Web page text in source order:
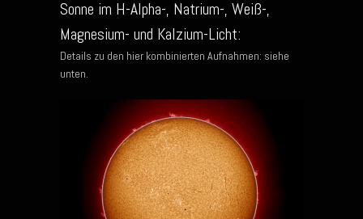
Sonne im H-Alpha-, Natrium-, Weiß-,
Magnesium- und Kalzium-Licht:
Details zu den hier kombinierten Aufnahmen: siehe
unten.